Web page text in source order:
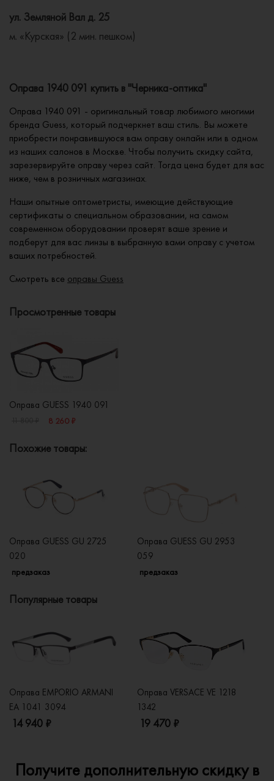
ул. Земляной Вал д. 25
м. «Курская» (2 мин. пешком)
Оправа 1940 091 купить в "Черника-оптика"
Оправа 1940 091 - оригинальный товар любимого многими
бренда Guess, который подчеркнет ваш стиль. Вы можете
приобрести понравившуюся вам оправу онлайн или в одном
из наших салонов в Москве. Чтобы получить скидку сайта,
зарезервируйте оправу через сайт. Тогда цена будет для вас
ниже, чем в розничных магазинах.
Наши опытные оптометристы, имеющие действующие
сертификаты о специальном образовании, на самом
современном оборудовании проверят ваше зрение и
подберут для вас линзы в выбранную вами оправу с учетом
ваших потребностей.
Смотреть все оправы Guess
Просмотренные товары
Оправа GUESS 1940 091
8 260 ₽
Похожие товары:
Оправа GUESS GU 2725
020
предзаказ
Оправа GUESS GU 2953
059
предзаказ
Популярные товары
Оправа EMPORIO ARMANI
EA 1041 3094
14 940 ₽
Оправа VERSACE VE 1218
1342
19 470 ₽
Получите дополнительную скидку в